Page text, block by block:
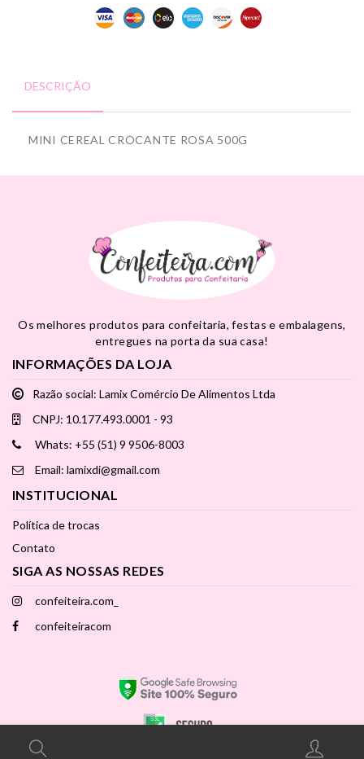
DESCRIÇÃO
MINI CEREAL CROCANTE ROSA 500G
Os melhores produtos para confeitaria, festas e embalagens,
entregues na porta da sua casa!
INFORMAÇÕES DA LOJA
Razão social: Lamix Comércio De Alimentos Ltda
CNPJ: 10.177.493.0001 - 93
Whats: +55 (51) 9 9506-8003
Email: lamixdi@gmail.com
INSTITUCIONAL
Política de trocas
Contato
SIGA AS NOSSAS REDES
confeiteira.com_
confeiteiracom